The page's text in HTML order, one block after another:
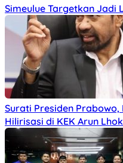
Simeulue Targetkan Jadi
Surati Presiden
Hilirisasi di KEK Arun